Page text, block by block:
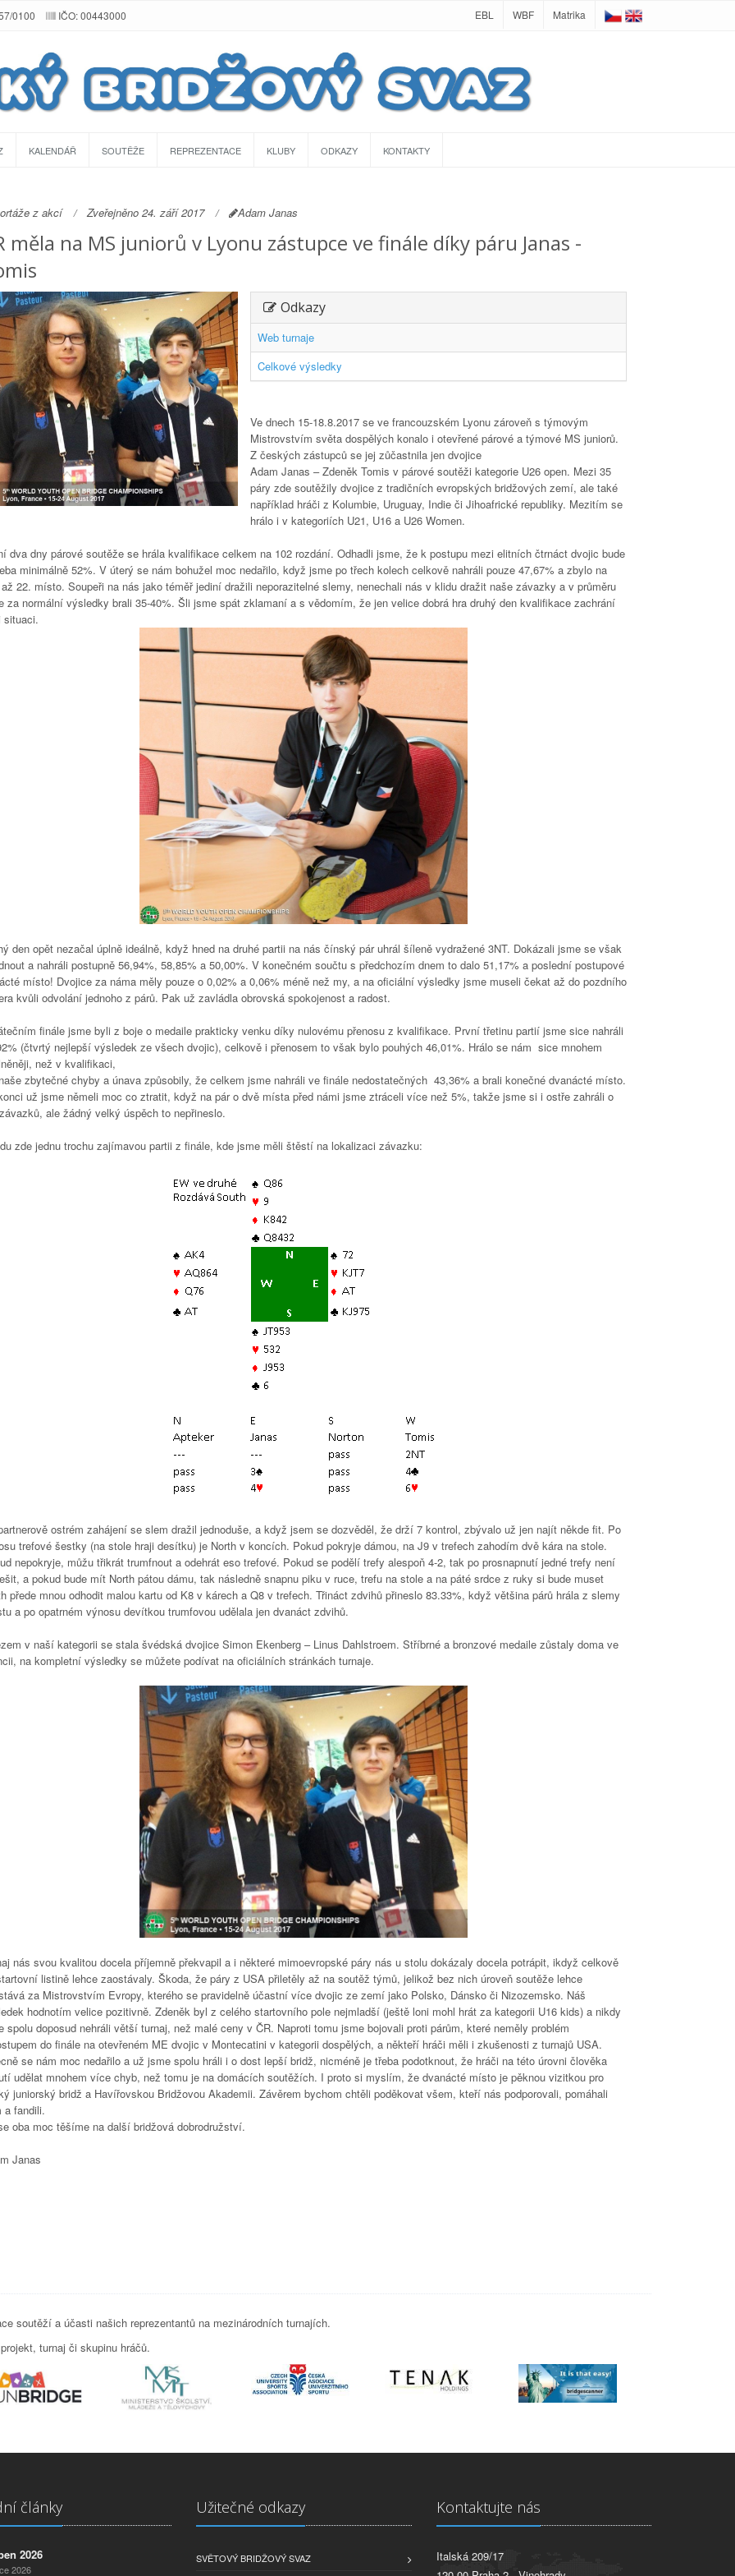
0100 IČO: 00443000 EBL WBF Matrika
KALENDÁŘ SOUTĚŽE REPREZENTACE KLUBY ODKAZY KONTAKTY
z akcí Zveřejněno 24. září 2017 Adam Janas
měla na MS juniorů v Lyonu zástupce ve finále díky páru Janas -
Odkazy
Web turnaje
Celkové výsledky
Ve dnech 15-18.8.2017 se ve francouzském Lyonu zároveň s týmovým
Mistrovstvím světa dospělých konalo i otevřené párové a týmové MS juniorů.
Z českých zástupců se jej zůčastnila jen dvojice
Adam Janas – Zdeněk Tomis v párové soutěži kategorie U26 open. Mezi 35
páry zde soutěžily dvojice z tradičních evropských bridžových zemí, ale také
například hráči z Kolumbie, Uruguay, Indie či Jihoafrické republiky. Mezitím se
hrálo i v kategoriích U21, U16 a U26 Women.
dva dny párové soutěže se hrála kvalifikace celkem na 102 rozdání. Odhadli jsme, že k postupu mezi elitních čtrnáct dvojic bude
minimálně 52%. V úterý se nám bohužel moc nedařilo, když jsme po třech kolech celkově nahráli pouze 47,67% a zbylo na
22. místo. Soupeři na nás jako téměř jediní dražili neporazitelné slemy, nenechali nás v klidu dražit naše závazky a v průměru
za normální výsledky brali 35-40%. Šli jsme spát zklamaní a s vědomím, že jen velice dobrá hra druhý den kvalifikace zachrání
situaci.
den opět nezačal úplně ideálně, když hned na druhé partii na nás čínský pár uhrál šíleně vydražené 3NT. Dokázali jsme se však
a nahráli postupně 56,94%, 58,85% a 50,00%. V konečném součtu s předchozím dnem to dalo 51,17% a poslední postupové
místo! Dvojice za náma měly pouze o 0,02% a 0,06% méně než my, a na oficiální výsledky jsme museli čekat až do pozdního
kvůli odvolání jednoho z párů. Pak už zavládla obrovská spokojenost a radost.
finále jsme byli z boje o medaile prakticky venku díky nulovému přenosu z kvalifikace. První třetinu partií jsme sice nahráli
(čtvrtý nejlepší výsledek ze všech dvojic), celkově i přenosem to však bylo pouhých 46,01%. Hrálo se nám sice mnohem
než v kvalifikaci,
zbytečné chyby a únava způsobily, že celkem jsme nahráli ve finále nedostatečných 43,36% a brali konečné dvanácté místo.
už jsme němeli moc co ztratit, když na pár o dvě místa před námi jsme ztráceli více než 5%, takže jsme si i ostře zahráli o
ale žádný velký úspěch to nepřineslo.
zde jednu trochu zajímavou partii z finále, kde jsme měli štěstí na lokalizaci závazku:
ostrém zahájení se slem dražil jednoduše, a když jsem se dozvěděl, že drží 7 kontrol, zbývalo už jen najít někde fit. Po
trefové šestky (na stole hraji desítku) je North v koncích. Pokud pokryje dámou, na J9 v trefech zahodím dvě kára na stole.
nepokryje, můžu třikrát trumfnout a odehrát eso trefové. Pokud se podělí trefy alespoň 4-2, tak po prosnapnutí jedné trefy není
a pokud bude mít North pátou dámu, tak následně snapnu piku v ruce, trefu na stole a na páté srdce z ruky si bude muset
přede mnou odhodit malou kartu od K8 v kárech a Q8 v trefech. Třináct zdvihů přineslo 83.33%, když většina párů hrála z slemy
a po opatrném výnosu devítkou trumfovou udělala jen dvanáct zdvihů.
v naší kategorii se stala švédská dvojice Simon Ekenberg – Linus Dahlstroem. Stříbrné a bronzové medaile zůstaly doma ve
na kompletní výsledky se můžete podívat na oficiálních stránkách turnaje.
nás svou kvalitou docela příjemně překvapil a i některé mimoevropské páry nás u stolu dokázaly docela potrápit, ikdyž celkově
listině lehce zaostávaly. Škoda, že páry z USA přiletěly až na soutěž týmů, jelikož bez nich úroveň soutěže lehce
za Mistrovstvím Evropy, kterého se pravidelně účastní více dvojic ze zemí jako Polsko, Dánsko či Nizozemsko. Náš
hodnotím velice pozitivně. Zdeněk byl z celého startovního pole nejmladší (ještě loni mohl hrát za kategorii U16 kids) a nikdy
spolu doposud nehráli větší turnaj, než malé ceny v ČR. Naproti tomu jsme bojovali proti párům, které neměly problém
do finále na otevřeném ME dvojic v Montecatini v kategorii dospělých, a někteří hráči měli i zkušenosti z turnajů USA.
se nám moc nedařilo a už jsme spolu hráli i o dost lepší bridž, nicméně je třeba podotknout, že hráči na této úrovni člověka
udělat mnohem více chyb, než tomu je na domácích soutěžích. I proto si myslím, že dvanácté místo je pěknou vizitkou pro
juniorský bridž a Havířovskou Bridžovou Akademii. Závěrem bychom chtěli poděkovat všem, kteří nás podporovali, pomáhali
a fandili.
oba moc těšíme na další bridžová dobrodružství.
Janas
soutěží a účasti našich reprezentantů na mezinárodních turnajích.
turnaj či skupinu hráčů.
články
2026
2026
Užitečné odkazy
SVĚTOVÝ BRIDŽOVÝ SVAZ
Kontaktujte nás
Italská 209/17